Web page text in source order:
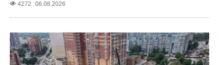
4272
06.08.2026